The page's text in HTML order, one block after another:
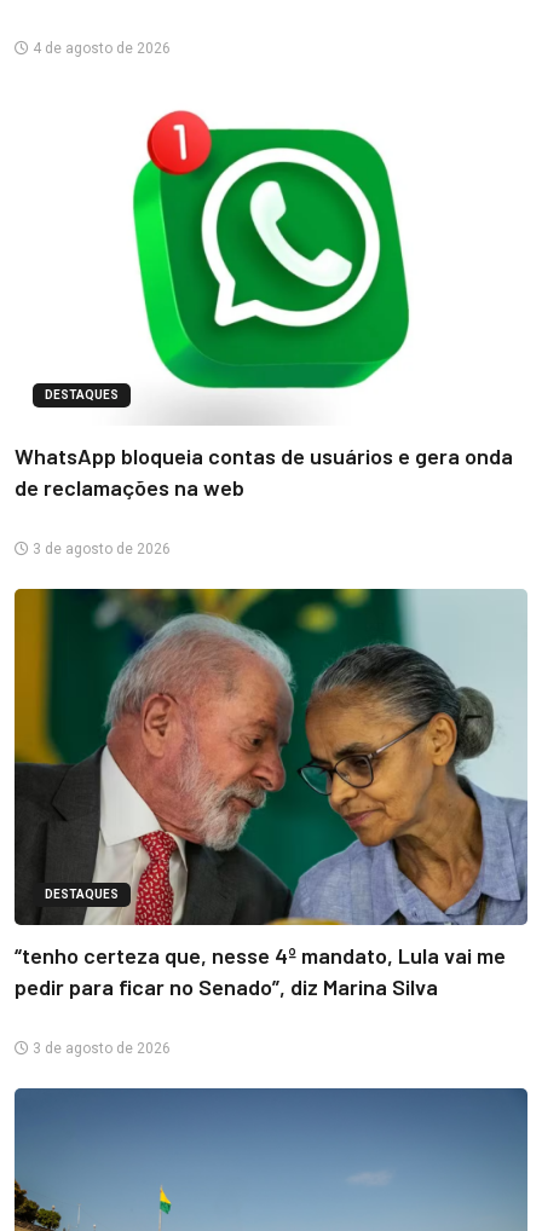
4 de agosto de 2026
DESTAQUES
WhatsApp bloqueia contas de usuários e gera onda
de reclamações na web
3 de agosto de 2026
DESTAQUES
“tenho certeza que, nesse 4º mandato, Lula vai me
pedir para ficar no Senado”, diz Marina Silva
3 de agosto de 2026